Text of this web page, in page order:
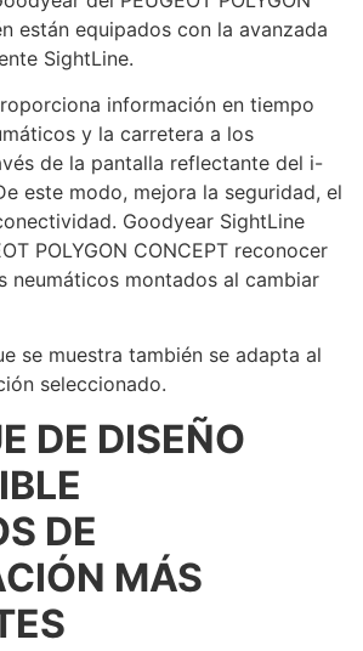
están equipados con la avanzada
SightLine.
información en tiempo
y la carretera a los
de la pantalla reflectante del i-
este modo, mejora la seguridad, el
Goodyear SightLine
POLYGON CONCEPT reconocer
neumáticos montados al cambiar
se muestra también se adapta al
seleccionado.
DE DISEÑO
DE
MÁS